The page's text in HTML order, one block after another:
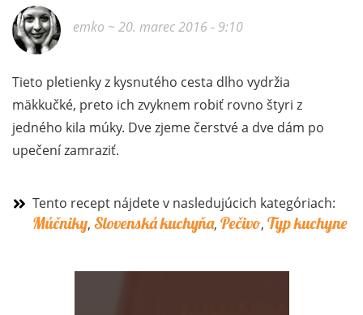
emko ~ 20. marec 2016 - 9:10
Tieto pletienky z kysnutého cesta dlho vydržia
mäkkučké, preto ich zvyknem robiť rovno štyri z
jedného kila múky. Dve zjeme čerstvé a dve dám po
upečení zamraziť.
Tento recept nájdete v nasledujúcich kategóriach:
Múčniky, Slovenská kuchyňa, Pečivo, Typ kuchyne